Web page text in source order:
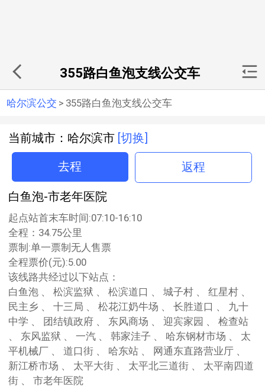
355路白鱼泡支线公交车
哈尔滨公交 > 355路白鱼泡支线公交车
当前城市：哈尔滨市 [切换]
去程 返程
白鱼泡-市老年医院
起点站首末车时间:07:10-16:10
全程：34.75公里
票制:单一票制无人售票
全程票价(元):5.00
该线路共经过以下站点：
白鱼泡 、 松滨监狱 、 松滨道口 、 城子村 、 红星村 、
民主乡 、 十三局 、 松花江奶牛场 、 长胜道口 、 九十
中学 、 团结镇政府 、 东风商场 、 迎宾家园 、 检查站
、 东风监狱 、 一汽 、 韩家洼子 、 哈东钢材市场 、 太
平机械厂 、 道口街 、 哈东站 、 网通东直路营业厅 、
新江桥市场 、 太平大街 、 太平北三道街 、 太平南四道
街 、 市老年医院